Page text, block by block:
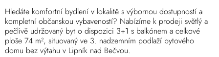
Hledáte komfortní bydlení v lokalitě s výbornou dostupností a
kompletní občanskou vybaveností? Nabízíme k prodeji světlý a
pečlivě udržovaný byt o dispozici 3+1 s balkónem a celkové
ploše 74 m², situovaný ve 3. nadzemním podlaží bytového
domu bez výtahu v Lipník nad Bečvou.